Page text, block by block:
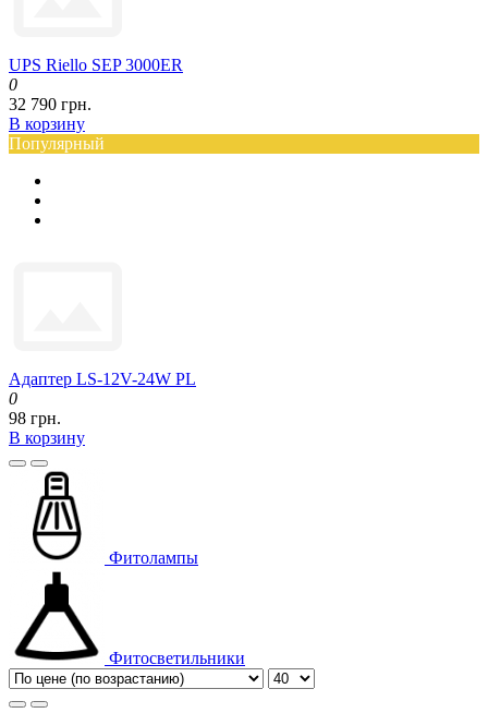
UPS Riello SEP 3000ER
0
32 790 грн.
В корзину
Популярный
Адаптер LS-12V-24W PL
0
98 грн.
В корзину
Фитолампы
Фитосветильники